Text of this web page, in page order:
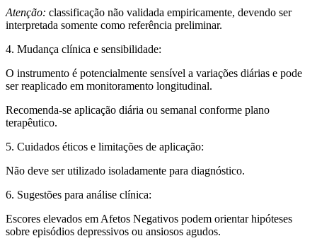
Atenção: classificação não validada empiricamente, devendo ser
interpretada somente como referência preliminar.
4. Mudança clínica e sensibilidade:
O instrumento é potencialmente sensível a variações diárias e pode
ser reaplicado em monitoramento longitudinal.
Recomenda-se aplicação diária ou semanal conforme plano
terapêutico.
5. Cuidados éticos e limitações de aplicação:
Não deve ser utilizado isoladamente para diagnóstico.
6. Sugestões para análise clínica:
Escores elevados em Afetos Negativos podem orientar hipóteses
sobre episódios depressivos ou ansiosos agudos.